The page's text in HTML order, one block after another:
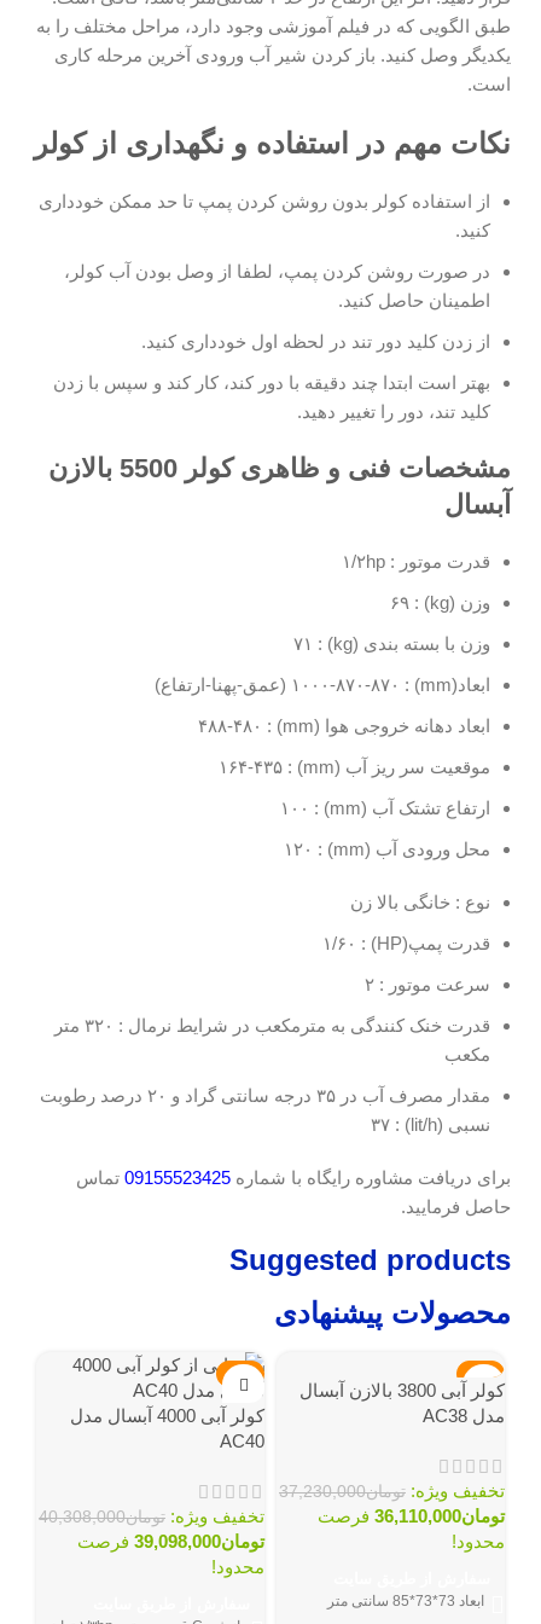
طبق الگویی که در فیلم آموزشی وجود دارد، مراحل مختلف را به
یکدیگر وصل کنید. باز کردن شیر آب ورودی آخرین مرحله کاری
است.
نکات مهم در استفاده و نگهداری از کولر
از استفاده کولر بدون روشن کردن پمپ تا حد ممکن خودداری
کنید.
در صورت روشن کردن پمپ، لطفا از وصل بودن آب کولر،
اطمینان حاصل کنید.
از زدن کلید دور تند در لحظه اول خودداری کنید.
بهتر است ابتدا چند دقیقه با دور کند، کار کند و سپس با زدن
کلید تند، دور را تغییر دهید.
مشخصات فنی و ظاهری کولر 5500 بالازن
آبسال
قدرت موتور : ۱/۲hp
وزن (kg) : ۶۹
وزن با بسته بندی (kg) : ۷۱
ابعاد(mm) : ۱۰۰۰-۸۷۰-۸۷۰ (عمق-پهنا-ارتفاع)
ابعاد دهانه خروجی هوا (mm) : ۴۸۸-۴۸۰
موقعیت سر ریز آب (mm) : ۱۶۴-۴۳۵
ارتفاع تشتک آب (mm) : ۱۰۰
محل ورودی آب (mm) : ۱۲۰
نوع : خانگی بالا زن
قدرت پمپ(HP) : ۱/۶۰
سرعت موتور : ۲
قدرت خنک کنندگی به مترمکعب در شرایط نرمال : ۳۲۰ متر
مکعب
مقدار مصرف آب در ۳۵ درجه سانتی گراد و ۲۰ درصد رطوبت
نسبی (lit/h) : ۳۷
برای دریافت مشاوره رایگاه با شماره 09155523425 تماس
حاصل فرمایید.
Suggested products
محصولات پیشنهادی
-3%
کولر آبی 3800 بالازن آبسال
مدل AC38
تخفیف ویژه: تومان37,230,000
تومان36,110,000 فرصت
محدود!
ابعاد 73*73*85 سانتی متر
-3%
کولر آبی 4000 آبسال مدل
AC40
تخفیف ویژه: تومان40,308,000
تومان39,098,000 فرصت
محدود!